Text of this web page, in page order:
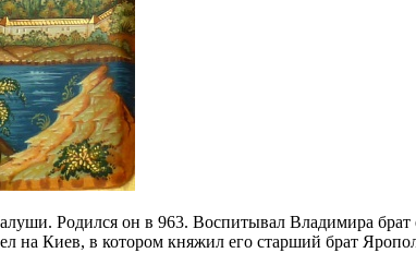
Родился он в 963. Воспитывал Владимира
Киев, в котором княжил его старший брат